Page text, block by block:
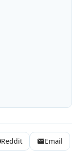
Reddit Email